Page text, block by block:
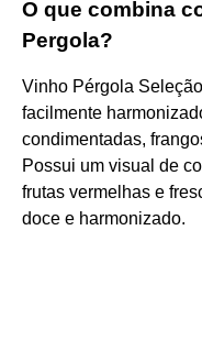
O que combina
Pergola?
Vinho Pérgola
facilmente
condimentadas,
Possui um visual de
frutas vermelhas e
doce e harmonizado.